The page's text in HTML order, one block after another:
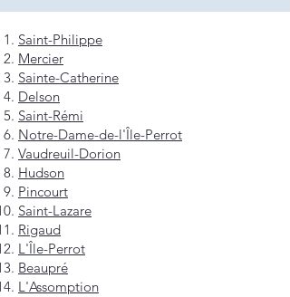
Saint-Philippe
Mercier
Sainte-Catherine
Delson
Saint-Rémi
Notre-Dame-de-l'Île-Perrot
Vaudreuil-Dorion
Hudson
Pincourt
Saint-Lazare
Rigaud
L'Île-Perrot
Beaupré
L'Assomption